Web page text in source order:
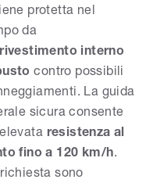
protetta nel
da
rivestimento interno
contro possibili
La guida
sicura consente
resistenza al
fino a 120 km/h.
sono